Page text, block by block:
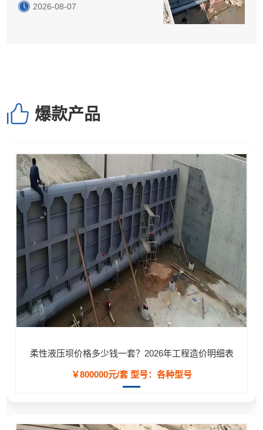
2026-08-07
爆款产品
柔性液压坝价格多少钱一套？2026年工程造价明细表
￥800000元/套型号：各种型号